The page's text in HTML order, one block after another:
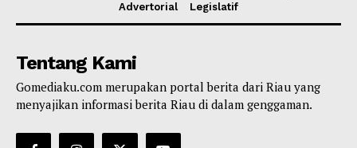
Advertorial
Legislatif
Tentang Kami
Gomediaku.com merupakan portal berita dari Riau yang
menyajikan informasi berita Riau di dalam genggaman.